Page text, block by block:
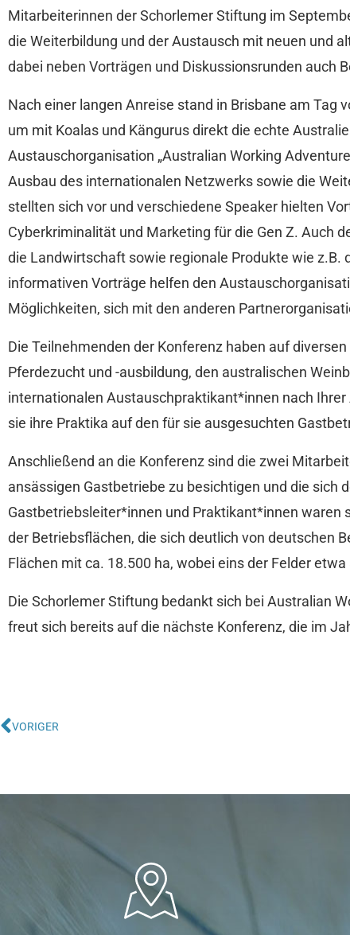
Mitarbeiterinnen der Schorlemer Stiftung im
die Weiterbildung und der Austausch mit neuen und
dabei neben Vorträgen und Diskussionsrunden auch
Nach einer langen Anreise stand in Brisbane am Tag
um mit Koalas und Kängurus direkt die echte
Austauschorganisation „Australian Working
Ausbau des internationalen Netzwerks sowie die
stellten sich vor und verschiedene Speaker hielten
Cyberkriminalität und Marketing für die Gen Z. Auch
die Landwirtschaft sowie regionale Produkte wie
informativen Vorträge helfen den
Möglichkeiten, sich mit den anderen
Die Teilnehmenden der Konferenz haben auf
Pferdezucht und -ausbildung, den australischen
internationalen Austauschpraktikant*innen nach
sie ihre Praktika auf den für sie ausgesuchten
Anschließend an die Konferenz sind die zwei
ansässigen Gastbetriebe zu besichtigen und die
Gastbetriebsleiter*innen und Praktikant*innen waren
der Betriebsflächen, die sich deutlich von deutschen
Flächen mit ca. 18.500 ha, wobei eins der Felder
Die Schorlemer Stiftung bedankt sich bei Australian
freut sich bereits auf die nächste Konferenz, die im
VORIGER